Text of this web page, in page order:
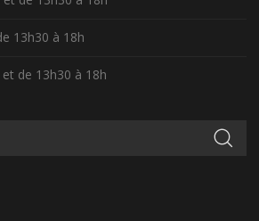
13h30 à 18h
de 13h30 à 18h